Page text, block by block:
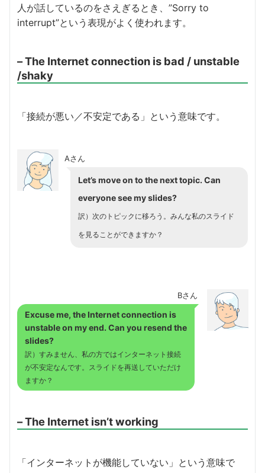
人が話しているのをさえぎるとき、”Sorry to
interrupt”という表現がよく使われます。
– The Internet connection is bad / unstable
/shaky
「接続が悪い／不安定である」という意味です。
Aさん
Let’s move on to the next topic. Can
everyone see my slides?
訳）次のトピックに移ろう。みんな私のスライド
を見ることができますか？
Bさん
Excuse me, the Internet connection is
unstable on my end. Can you resend the
slides?
訳）すみません、私の方ではインターネット接続
が不安定なんです。スライドを再送していただけ
ますか？
– The Internet isn’t working
「インターネットが機能していない」という意味で